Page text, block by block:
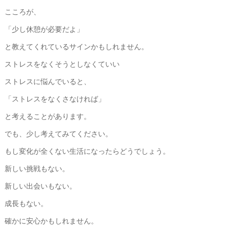
こころが、
「少し休憩が必要だよ」
と教えてくれているサインかもしれません。
ストレスをなくそうとしなくていい
ストレスに悩んでいると、
「ストレスをなくさなければ」
と考えることがあります。
でも、少し考えてみてください。
もし変化が全くない生活になったらどうでしょう。
新しい挑戦もない。
新しい出会いもない。
成長もない。
確かに安心かもしれません。